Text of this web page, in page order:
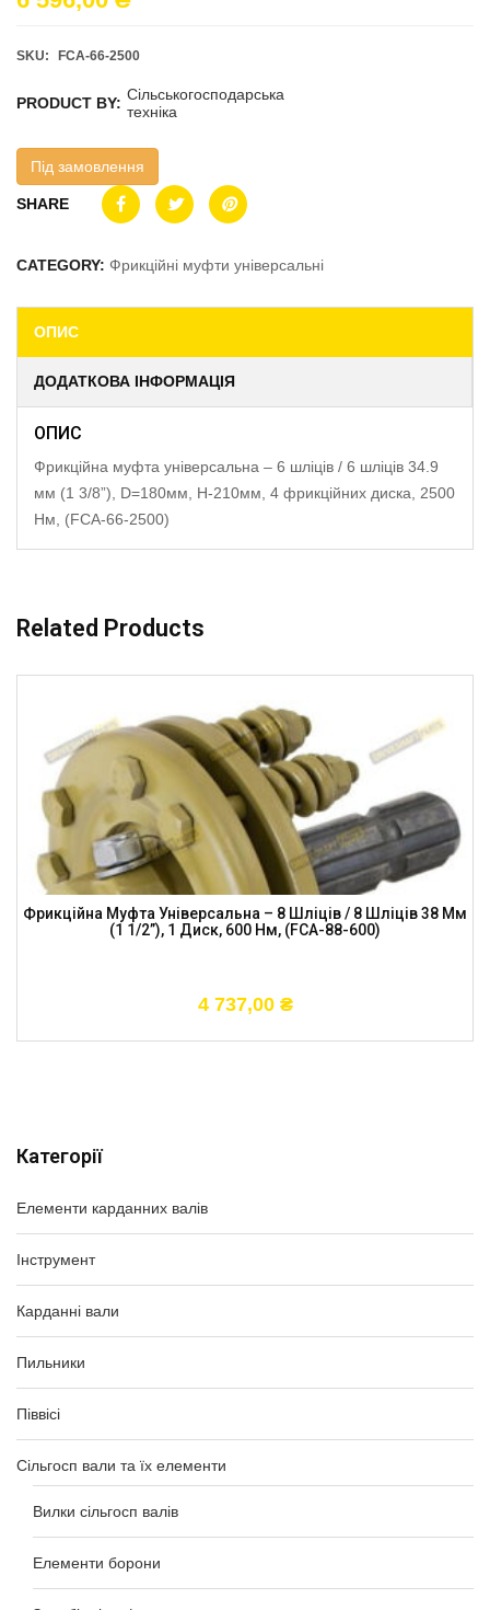
Категорії
Елементи карданних валів
Інструмент
Карданні вали
Пильники
Піввісі
Сільгосп вали та їх елементи
Вилки сільгосп валів
Елементи борони
SKU: FCA-66-2500
PRODUCT BY: Сільськогосподарська
техніка
Під замовлення
SHARE
CATEGORY: Фрикційні муфти універсальні
ОПИС
ДОДАТКОВА ІНФОРМАЦІЯ
ОПИС
Фрикційна муфта універсальна – 6 шліців / 6 шліців 34.9
мм (1 3/8”), D=180мм, H-210мм, 4 фрикційних диска, 2500
Нм, (FCA-66-2500)
Related Products
Фрикційна Муфта Універсальна – 8 Шліців / 8 Шліців 38 Мм
(1 1/2”), 1 Диск, 600 Нм, (FCA-88-600)
4 737,00 ₴